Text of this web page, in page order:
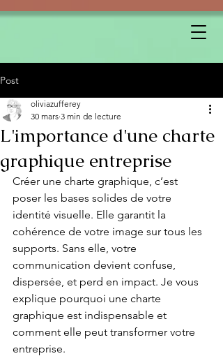
Post
L'importance d'une charte
graphique entreprise
oliviazufferey
30 mars 3 min de lecture
Créer une charte graphique, c’est
poser les bases solides de votre
identité visuelle. Elle garantit la
cohérence de votre image sur tous les
supports. Sans elle, votre
communication devient confuse,
dispersée, et perd en impact. Je vous
explique pourquoi une charte
graphique est indispensable et
comment elle peut transformer votre
entreprise.